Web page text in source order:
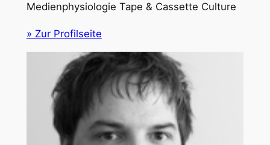
Medienphysiologie Tape & Cassette Culture
» Zur Profilseite